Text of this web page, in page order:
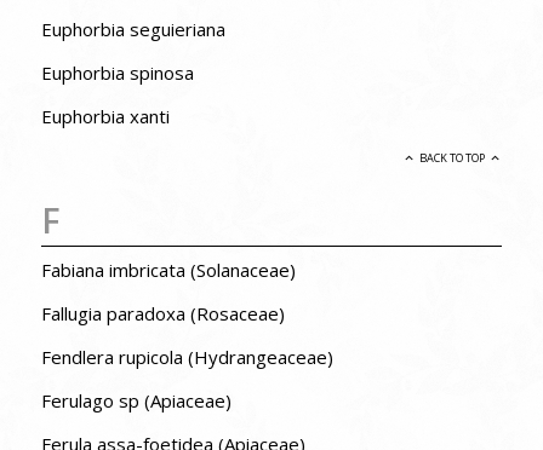
Euphorbia seguieriana
Euphorbia spinosa
Euphorbia xanti
BACK TO TOP
F
Fabiana imbricata (Solanaceae)
Fallugia paradoxa (Rosaceae)
Fendlera rupicola (Hydrangeaceae)
Ferulago sp (Apiaceae)
Ferula assa-foetidea (Apiaceae)